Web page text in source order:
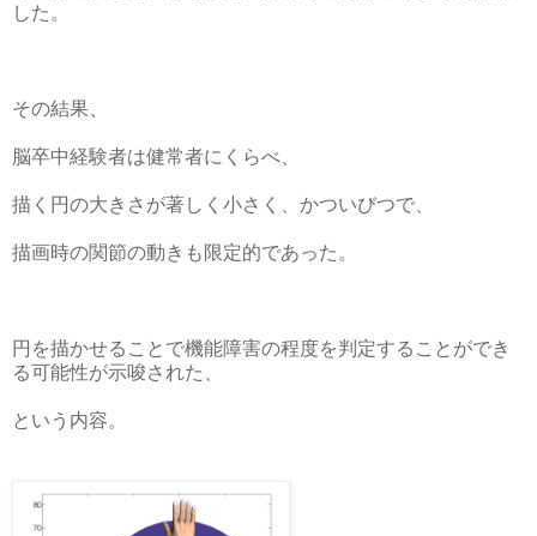
した。
その結果、
脳卒中経験者は健常者にくらべ、
描く円の大きさが著しく小さく、かついびつで、
描画時の関節の動きも限定的であった。
円を描かせることで機能障害の程度を判定することができ
る可能性が示唆された、
という内容。